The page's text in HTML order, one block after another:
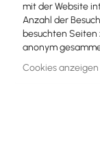
MikroTik-
Outdoor-WiFi-
mit der Website
Anzahl der
besuchten Seiten
anonym
Cookies anzeigen